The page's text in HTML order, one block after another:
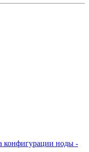
конфигурации ноды -